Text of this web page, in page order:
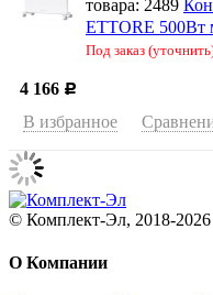
товара: 2489
ETTORE 500Вт
Под заказ
4 166 Р
В избранное
© Комплект-Эл, 2018-2026
О Компании